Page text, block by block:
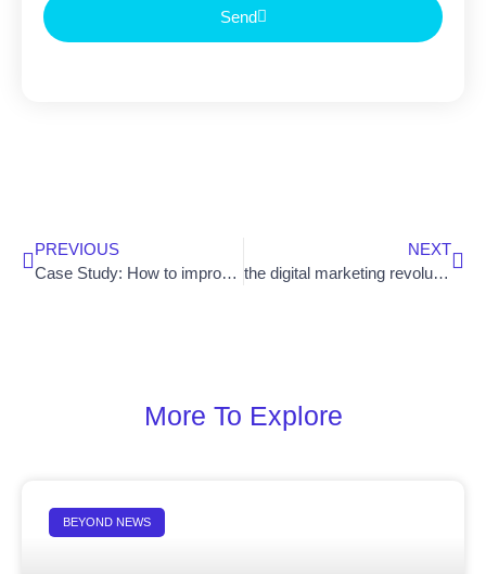
Send
PREVIOUS
Case Study: How to improve SEO scores
NEXT
the digital marketing revolution is here
More To Explore
BEYOND NEWS